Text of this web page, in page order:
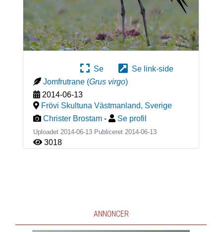
Se
Se link-side
Jomfrutrane (Grus virgo)
2014-06-13
Frövi Skultuna Västmanland, Sverige
Christer Brostam - Se profil
Uploadet 2014-06-13 Publiceret 2014-06-13
3018
ANNONCER